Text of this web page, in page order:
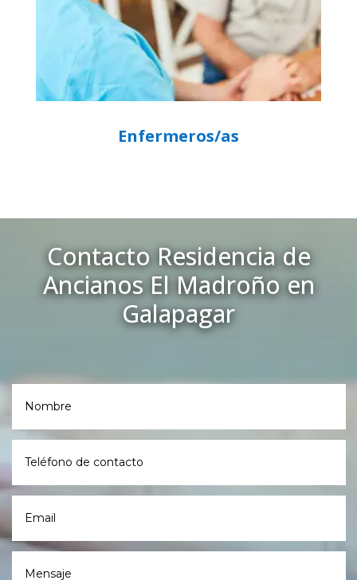
Enfermeros/as
Contacto Residencia de
Ancianos El Madroño en
Galapagar